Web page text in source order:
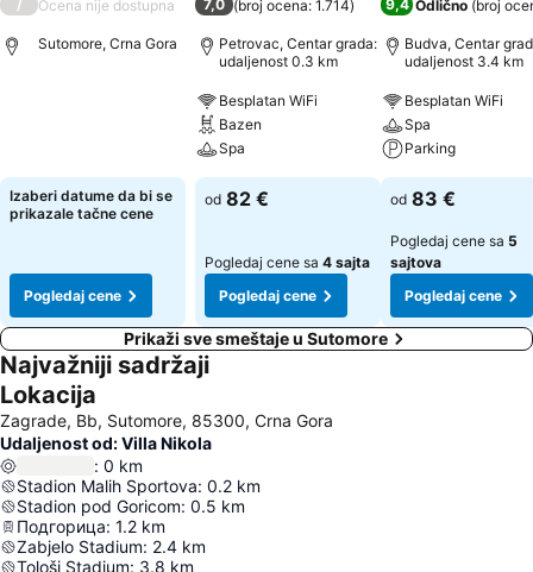
/ Ocena nije dostupna
Sutomore, Crna Gora
Izaberi datume da bi se
prikazale tačne cene
Pogledaj cene
7,0 (broj ocena: 1.714)
Petrovac, Centar grada:
udaljenost 0.3 km
Besplatan WiFi
Bazen
Spa
od 82 €
Pogledaj cene sa 4 sajta
Pogledaj cene
9,4 Odlično (broj
Budva, Centar
udaljenost 3.4 km
Besplatan WiFi
Spa
Parking
od 83 €
Pogledaj cene sa 5
sajtova
Pogledaj cene
Prikaži sve smeštaje u Sutomore
Najvažniji sadržaji
Lokacija
Zagrade, Bb, Sutomore, 85300, Crna Gora
Udaljenost od: Villa Nikola
: 0 km
Stadion Malih Sportova: 0.2 km
Stadion pod Goricom: 0.5 km
Подгорица: 1.2 km
Zabjelo Stadium: 2.4 km
Tološi Stadium: 3.8 km